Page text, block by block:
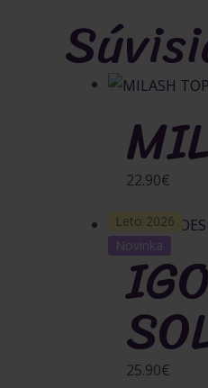
22.90€
Leto 2026
Novinka
25.90€